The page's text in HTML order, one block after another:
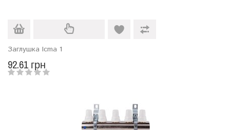
Заглушка Icma 1
92.61 грн